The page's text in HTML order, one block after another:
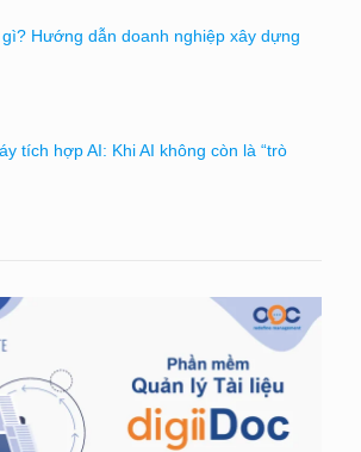
Hướng dẫn doanh nghiệp xây dựng
tích hợp AI: Khi AI không còn là “trò